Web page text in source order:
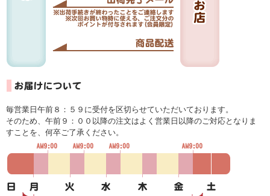
毎営業日午前８：５９に受付を区切らせていただいております。
そのため、午前９：００以降の注文はよく営業日以降のご対応となりま
すことを、何卒ご了承ください。